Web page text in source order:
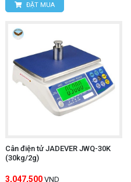
ĐẶT MUA
Cân điện tử JADEVER JWQ-30K
(30kg/2g)
3,047,500 VND